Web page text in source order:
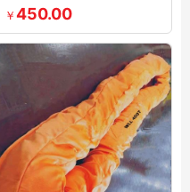
￥ 450.00